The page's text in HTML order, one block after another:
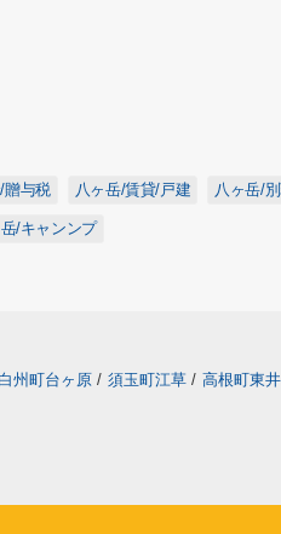
贈与税 八ヶ岳/賃貸/戸建 八ヶ岳/
/キャンンプ
白州町台ヶ原 / 須玉町江草 / 高根町東